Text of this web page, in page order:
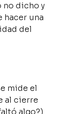
no dicho y
una
del
mide el
al cierre
algo?)